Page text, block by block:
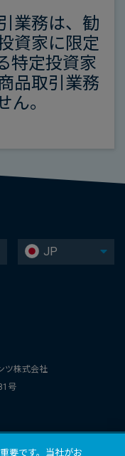
業務は、勧
資家に限定
特定投資家
品取引業務
ん。
JP
ツ株式会社
号
要です。当社がお